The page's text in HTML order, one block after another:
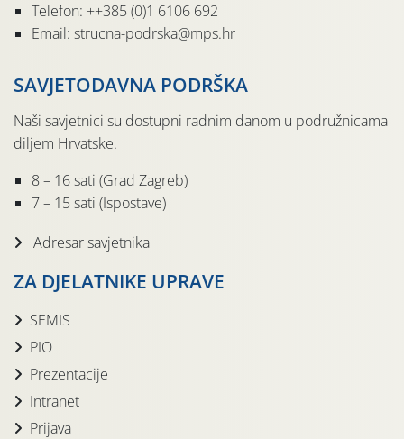
Telefon: ++385 (0)1 6106 692
Email: strucna-podrska@mps.hr
SAVJETODAVNA PODRŠKA
Naši savjetnici su dostupni radnim danom u podružnicama
diljem Hrvatske.
8 – 16 sati (Grad Zagreb)
7 – 15 sati (Ispostave)
Adresar savjetnika
ZA DJELATNIKE UPRAVE
SEMIS
PIO
Prezentacije
Intranet
Prijava